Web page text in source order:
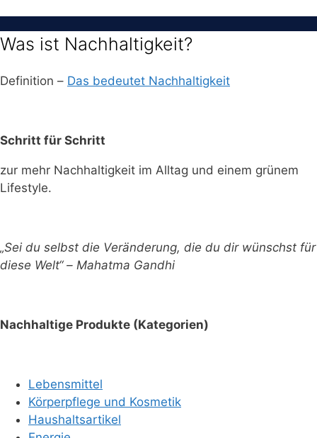
Was ist Nachhaltigkeit?
Definition – Das bedeutet Nachhaltigkeit
Schritt für Schritt
zur mehr Nachhaltigkeit im Alltag und einem grünem
Lifestyle.
„Sei du selbst die Veränderung, die du dir wünschst für
diese Welt“ – Mahatma Gandhi
Nachhaltige Produkte (Kategorien)
Lebensmittel
Körperpflege und Kosmetik
Haushaltsartikel